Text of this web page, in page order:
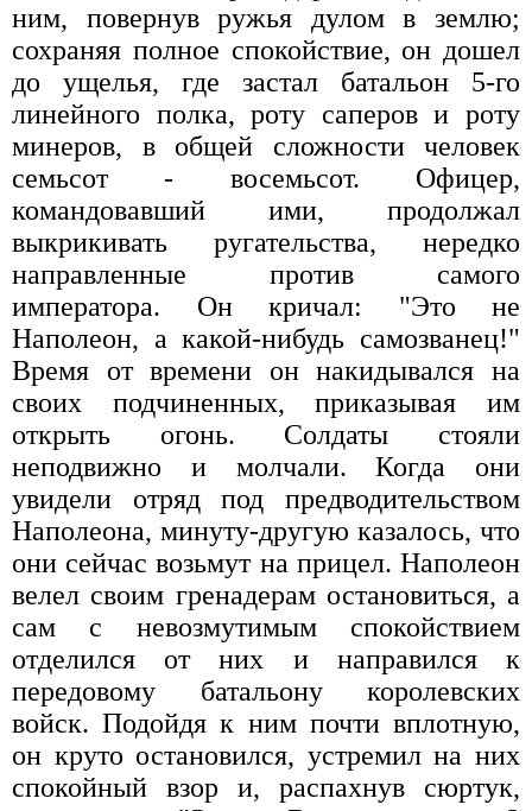
ним, повернув ружья дулом в землю;
сохраняя полное спокойствие, он дошел
до ущелья, где застал батальон 5-го
линейного полка, роту саперов и роту
минеров, в общей сложности человек
семьсот - восемьсот. Офицер,
командовавший ими, продолжал
выкрикивать ругательства, нередко
направленные против самого
императора. Он кричал: "Это не
Наполеон, а какой-нибудь самозванец!"
Время от времени он накидывался на
своих подчиненных, приказывая им
открыть огонь. Солдаты стояли
неподвижно и молчали. Когда они
увидели отряд под предводительством
Наполеона, минуту-другую казалось, что
они сейчас возьмут на прицел. Наполеон
велел своим гренадерам остановиться, а
сам с невозмутимым спокойствием
отделился от них и направился к
передовому батальону королевских
войск. Подойдя к ним почти вплотную,
он круто остановился, устремил на них
спокойный взор и, распахнув сюртук,